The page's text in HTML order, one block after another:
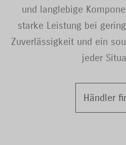
und langlebige
starke Leistung bei
Zuverlässigkeit und ein
jeder
Händler